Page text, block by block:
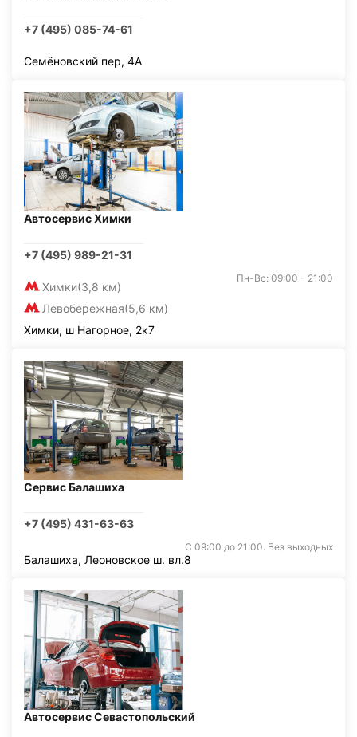
+7 (495) 085-74-61
Семёновский пер, 4А
Автосервис Химки
+7 (495) 989-21-31
Химки(3,8 км)
Левобережная(5,6 км)
Пн-Вс: 09:00 - 21:00
Химки, ш Нагорное, 2к7
Сервис Балашиха
+7 (495) 431-63-63
С 09:00 до 21:00. Без выходных
Балашиха, Леоновское ш. вл.8
Автосервис Севастопольский